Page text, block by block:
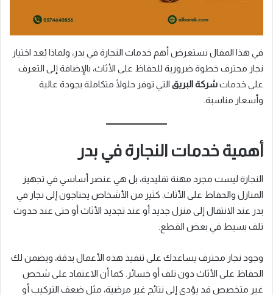
في هذا المقال نستعرض أهم خدمات النجارة في بدر، ولماذا يُعد اختيار
نجار محترف خطوة ضرورية للحفاظ على الأثاث، بالإضافة إلى التعرف
على خدماتشركة البريق التي توفر حلولًا متكاملة بجودة عالية
وأسعار مناسبة.
أهمية خدمات النجارة في بدر
النجارة ليست مجرد مهنة تقليدية، بل هي عنصر أساسي في تجهيز
المنازل والحفاظ على الأثاث. كثير من الأشخاص يحتاجون إلى نجار في
بدر عند الانتقال إلى منزل جديد أو عند تجديد الأثاث أو حتى عند حدوث
تلف بسيط في بعض القطع.
وجود نجار محترف يساعدك على تنفيذ هذه الأعمال بدقة، ويضمن لك
الحفاظ على الأثاث دون تلف أو خسائر. كما أن الاعتماد على شخص
غير متخصص قد يؤدي إلى نتائج غير مرضية، مثل ضعف التركيب أو